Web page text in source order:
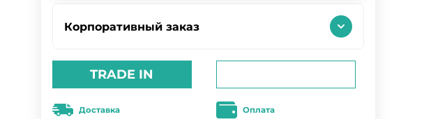
Корпоративный заказ
TRADE IN
Доставка Оплата